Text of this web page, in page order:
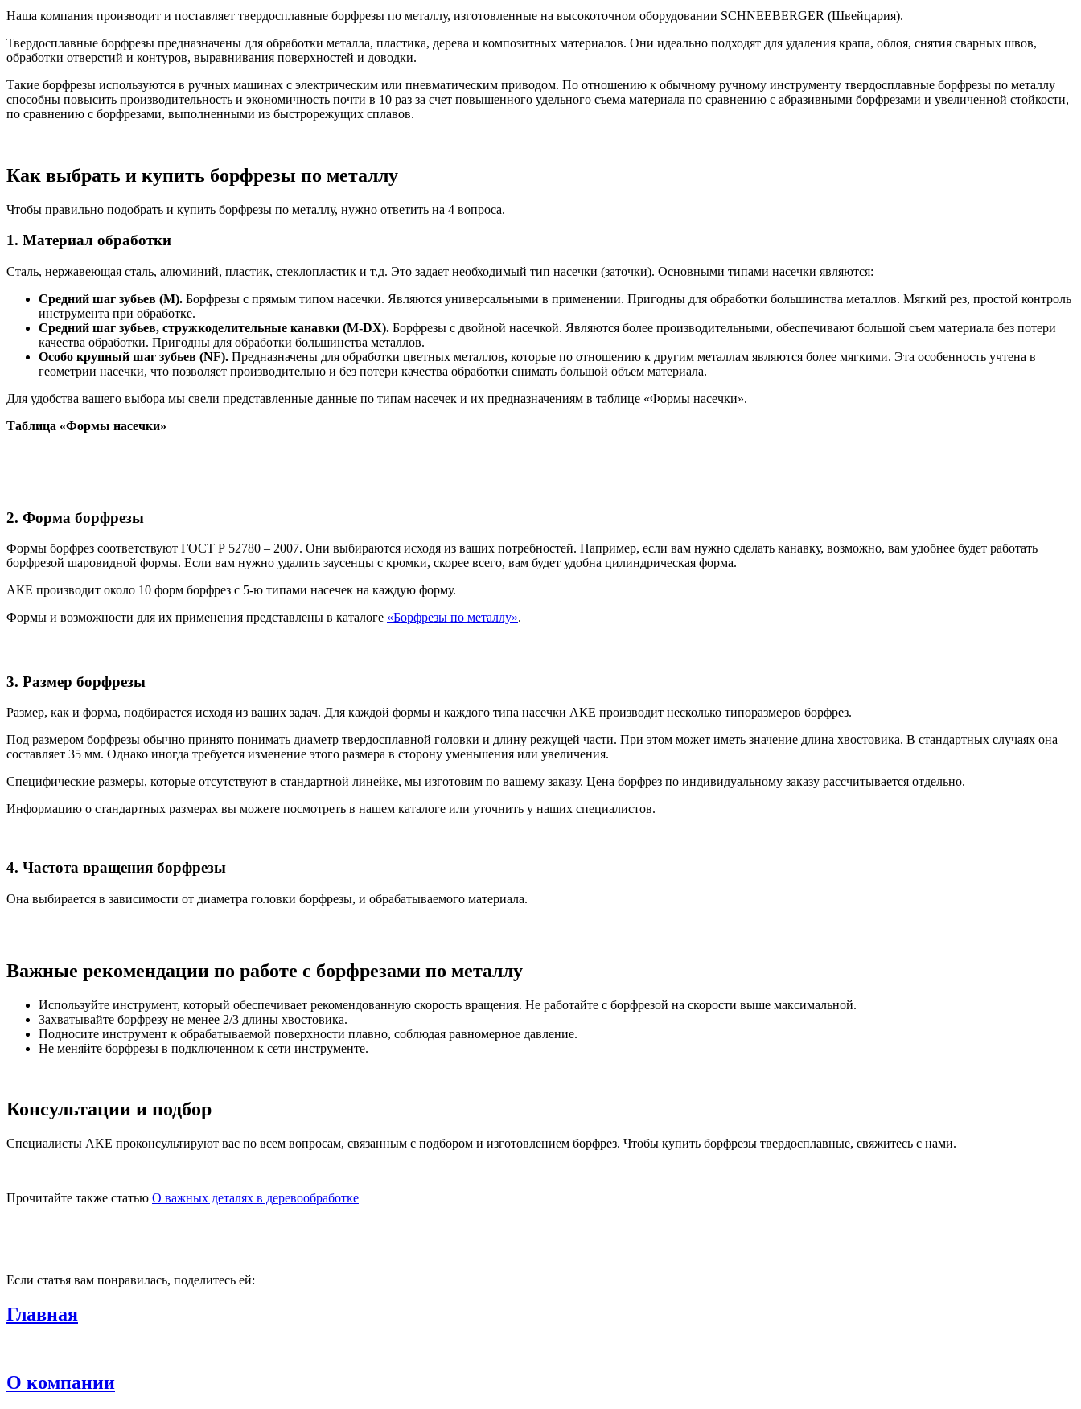
Наша компания производит и поставляет твердосплавные борфрезы по металлу, изготовленные на высокоточном оборудовании SCHNEEBERGER (Швейцария).
Твердосплавные борфрезы предназначены для обработки металла, пластика, дерева и композитных материалов. Они идеально подходят для удаления крапа, облоя, снятия сварных швов,
обработки отверстий и контуров, выравнивания поверхностей и доводки.
Такие борфрезы используются в ручных машинах с электрическим или пневматическим приводом. По отношению к обычному ручному инструменту твердосплавные борфрезы по металлу
способны повысить производительность и экономичность почти в 10 раз за счет повышенного удельного съема материала по сравнению с абразивными борфрезами и увеличенной стойкости,
по сравнению с борфрезами, выполненными из быстрорежущих сплавов.
Как выбрать и купить борфрезы по металлу
Чтобы правильно подобрать и купить борфрезы по металлу, нужно ответить на 4 вопроса.
1. Материал обработки
Сталь, нержавеющая сталь, алюминий, пластик, стеклопластик и т.д. Это задает необходимый тип насечки (заточки). Основными типами насечки являются:
Средний шаг зубьев (M). Борфрезы с прямым типом насечки. Являются универсальными в применении. Пригодны для обработки большинства металлов. Мягкий рез, простой контроль
инструмента при обработке.
Средний шаг зубьев, стружкоделительные канавки (M-DX). Борфрезы с двойной насечкой. Являются более производительными, обеспечивают большой съем материала без потери
качества обработки. Пригодны для обработки большинства металлов.
Особо крупный шаг зубьев (NF). Предназначены для обработки цветных металлов, которые по отношению к другим металлам являются более мягкими. Эта особенность учтена в
геометрии насечки, что позволяет производительно и без потери качества обработки снимать большой объем материала.
Для удобства вашего выбора мы свели представленные данные по типам насечек и их предназначениям в таблице «Формы насечки».
Таблица «Формы насечки»
2. Форма борфрезы
Формы борфрез соответствуют ГОСТ Р 52780 – 2007. Они выбираются исходя из ваших потребностей. Например, если вам нужно сделать канавку, возможно, вам удобнее будет работать
борфрезой шаровидной формы. Если вам нужно удалить заусенцы с кромки, скорее всего, вам будет удобна цилиндрическая форма.
АКЕ производит около 10 форм борфрез с 5-ю типами насечек на каждую форму.
Формы и возможности для их применения представлены в каталоге «Борфрезы по металлу».
3. Размер борфрезы
Размер, как и форма, подбирается исходя из ваших задач. Для каждой формы и каждого типа насечки АКЕ производит несколько типоразмеров борфрез.
Под размером борфрезы обычно принято понимать диаметр твердосплавной головки и длину режущей части. При этом может иметь значение длина хвостовика. В стандартных случаях она
составляет 35 мм. Однако иногда требуется изменение этого размера в сторону уменьшения или увеличения.
Специфические размеры, которые отсутствуют в стандартной линейке, мы изготовим по вашему заказу. Цена борфрез по индивидуальному заказу рассчитывается отдельно.
Информацию о стандартных размерах вы можете посмотреть в нашем каталоге или уточнить у наших специалистов.
4. Частота вращения борфрезы
Она выбирается в зависимости от диаметра головки борфрезы, и обрабатываемого материала.
Важные рекомендации по работе с борфрезами по металлу
Используйте инструмент, который обеспечивает рекомендованную скорость вращения. Не работайте с борфрезой на скорости выше максимальной.
Захватывайте борфрезу не менее 2/3 длины хвостовика.
Подносите инструмент к обрабатываемой поверхности плавно, соблюдая равномерное давление.
Не меняйте борфрезы в подключенном к сети инструменте.
Консультации и подбор
Специалисты AKE проконсультируют вас по всем вопросам, связанным с подбором и изготовлением борфрез. Чтобы купить борфрезы твердосплавные, свяжитесь с нами.
Прочитайте также статью О важных деталях в деревообработке
Если статья вам понравилась, поделитесь ей:
Главная
О компании